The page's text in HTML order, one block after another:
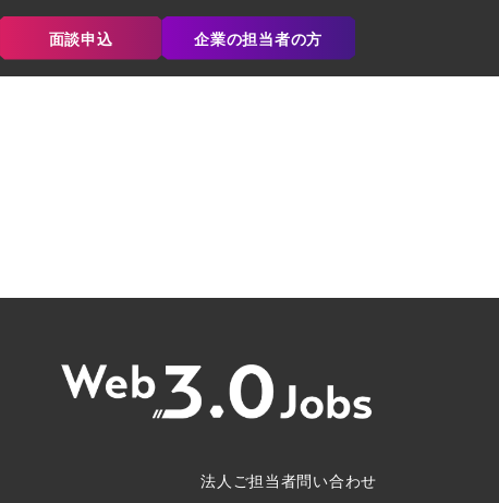
面談申込 企業の担当者の方
法人ご担当者問い合わせ